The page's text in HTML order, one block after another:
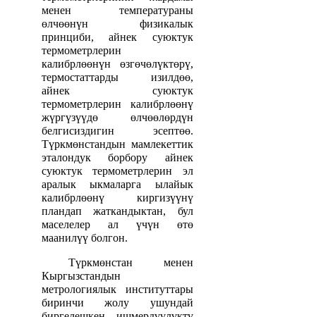
менен температураны
өлчөөнүн физикалык
принциби, айнек суюктук
термометрлерин
калибрлөөнүн өзгөчөлүктөрү,
термостаттарды изилдөө,
айнек суюктук
термометрлерин калибрлөөнү
жүргүзүүдө өлчөөлөрдүн
белгисиздигин эсептөө.
Түркмөнстандын мамлекеттик
эталондук борбору айнек
суюктук термометрлерин эл
аралык ыкмаларга ылайык
калибрлөөнү киргизүүнү
пландап жаткандыктан, бул
маселелер ал үчүн өтө
маанилүү болгон.
Түркмөнстан менен
Кыргызстандын
метрологиялык институттары
биринчи жолу ушундай